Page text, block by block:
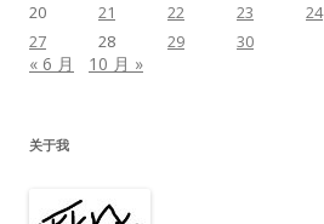
20
21 22 23 24
27
28 29 30
« 6 月 10 月 »
关于我